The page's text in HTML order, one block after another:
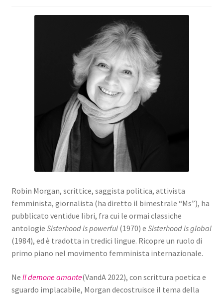
Robin Morgan, scrittice, saggista politica, attivista
femminista, giornalista (ha diretto il bimestrale “Ms”), ha
pubblicato ventidue libri, fra cui le ormai classiche
antologie Sisterhood is powerful(1970) e Sisterhood is global
(1984), ed è tradotta in tredici lingue. Ricopre un ruolo di
primo piano nel movimento femminista internazionale.
Ne Il demone amante(VandA 2022), con scrittura poetica e
sguardo implacabile, Morgan decostruisce il tema della